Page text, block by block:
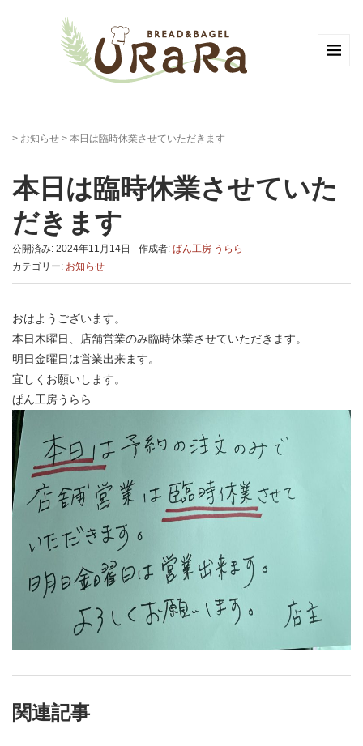
> お知らせ > 本日は臨時休業させていただきます
本日は臨時休業させていた
だきます
公開済み: 2024年11月14日 作成者: ぱん工房 うらら
カテゴリー: お知らせ
おはようございます。
本日木曜日、店舗営業のみ臨時休業させていただきます。
明日金曜日は営業出来ます。
宜しくお願いします。
ぱん工房うらら
関連記事